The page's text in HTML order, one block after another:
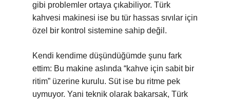
gibi problemler ortaya çıkabiliyor. Türk
kahvesi makinesi ise bu tür hassas sıvılar için
özel bir kontrol sistemine sahip değil.
Kendi kendime düşündüğümde şunu fark
ettim: Bu makine aslında “kahve için sabit bir
ritim” üzerine kurulu. Süt ise bu ritme pek
uymuyor. Yani teknik olarak bakarsak, Türk